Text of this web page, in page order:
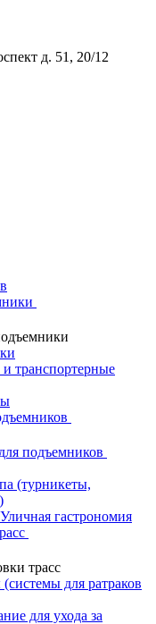
д. 51, 20/12
транспортерные
подъемников
(турникеты,
гастрономия
трасс
для ратраков
для ухода за